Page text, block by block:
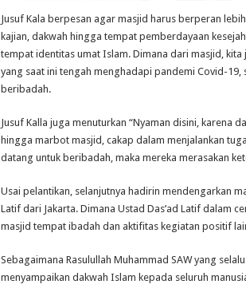
Jusuf Kala berpesan agar masjid harus berperan
kajian, dakwah hingga tempat pemberdayaan
tempat identitas umat Islam. Dimana dari masjid,
yang saat ini tengah menghadapi pandemi Covid-
beribadah.
Jusuf Kalla juga menuturkan “Nyaman disini, karena
hingga marbot masjid, cakap dalam menjalankan
datang untuk beribadah, maka mereka merasakan
Usai pelantikan, selanjutnya hadirin mendengarkan
Latif dari Jakarta. Dimana Ustad Das’ad Latif dalam
masjid tempat ibadah dan aktifitas kegiatan positif
Sebagaimana Rasulullah Muhammad SAW yang
menyampaikan dakwah Islam kepada seluruh